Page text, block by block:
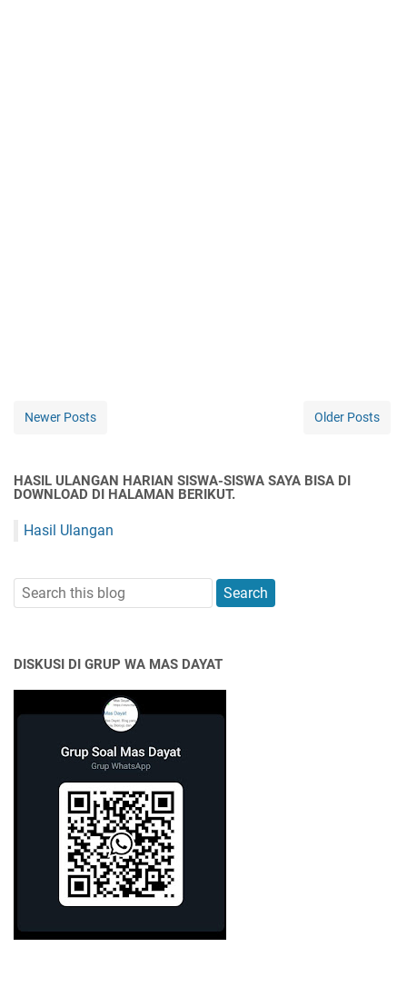
Newer Posts Older Posts
HASIL ULANGAN HARIAN SISWA-SISWA SAYA BISA DI
DOWNLOAD DI HALAMAN BERIKUT.
Hasil Ulangan
DISKUSI DI GRUP WA MAS DAYAT